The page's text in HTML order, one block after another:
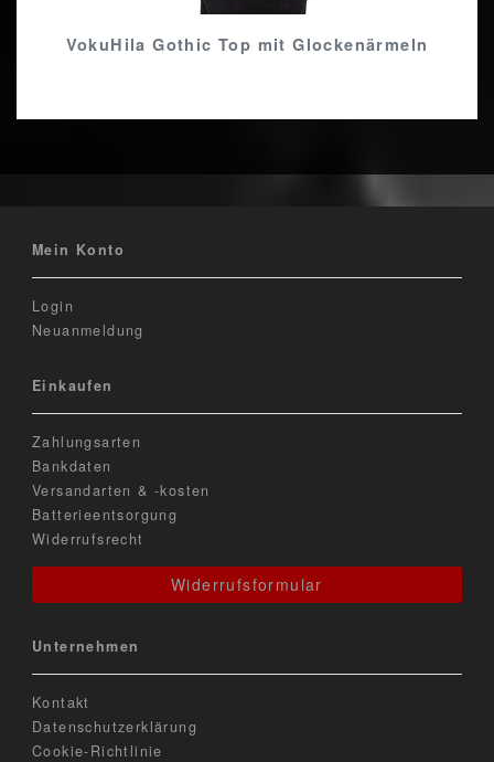
VokuHila Gothic Top mit Glockenärmeln
Mein Konto
Login
Neuanmeldung
Einkaufen
Zahlungsarten
Bankdaten
Versandarten & -kosten
Batterieentsorgung
Widerrufsrecht
Widerrufsformular
Unternehmen
Kontakt
Datenschutzerklärung
Cookie-Richtlinie